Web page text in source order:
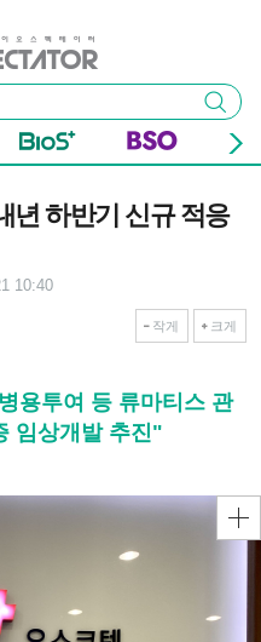
검색
년 하반기 신규 적응
10:40
작게 크게
용투여 등 류마티스 관
임상개발 추진"